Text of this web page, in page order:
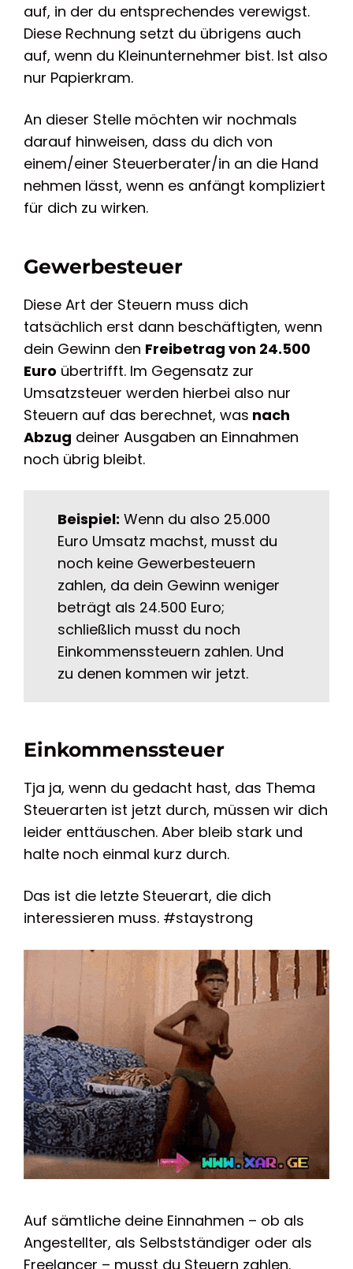
auf, in der du entsprechendes verewigst.
Diese Rechnung setzt du übrigens auch
auf, wenn du Kleinunternehmer bist. Ist also
nur Papierkram.
An dieser Stelle möchten wir nochmals
darauf hinweisen, dass du dich von
einem/einer Steuerberater/in an die Hand
nehmen lässt, wenn es anfängt kompliziert
für dich zu wirken.
Gewerbesteuer
Diese Art der Steuern muss dich
tatsächlich erst dann beschäftigten, wenn
dein Gewinn den Freibetrag von 24.500
Euro übertrifft. Im Gegensatz zur
Umsatzsteuer werden hierbei also nur
Steuern auf das berechnet, was nach
Abzug deiner Ausgaben an Einnahmen
noch übrig bleibt.
Beispiel: Wenn du also 25.000
Euro Umsatz machst, musst du
noch keine Gewerbesteuern
zahlen, da dein Gewinn weniger
beträgt als 24.500 Euro;
schließlich musst du noch
Einkommenssteuern zahlen. Und
zu denen kommen wir jetzt.
Einkommenssteuer
Tja ja, wenn du gedacht hast, das Thema
Steuerarten ist jetzt durch, müssen wir dich
leider enttäuschen. Aber bleib stark und
halte noch einmal kurz durch.
Das ist die letzte Steuerart, die dich
interessieren muss. #staystrong
Auf sämtliche deine Einnahmen – ob als
Angestellter, als Selbstständiger oder als
Freelancer – musst du Steuern zahlen.